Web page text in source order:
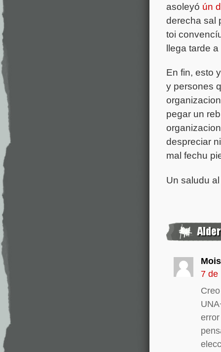
asoleyó ún
derecha sal
toi
llega tarde
En fin, esto
y persones
pegar un
despreciar
mal fechu
Un saludu
7 de